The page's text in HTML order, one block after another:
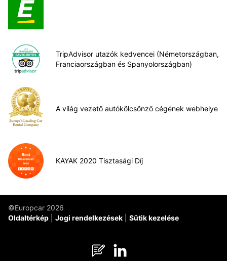
TripAdvisor utazók kedvencei (Németországban,
Franciaországban és Spanyolországban)
A világ vezető autókölcsönző cégének webhelye
KAYAK 2020 Tisztasági Díj
©Europcar 2026
Oldaltérkép
Jogi rendelkezések Sütik kezelése